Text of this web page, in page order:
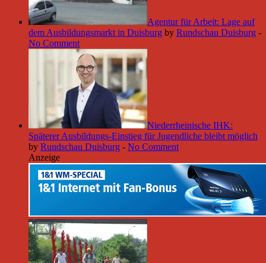
Agentur für Arbeit: Lage auf
dem Ausbildungsmarkt in Duisburg by Rundschau Duisburg -
No Comment
Niederrheinische IHK:
Späterer Ausbildungs-Einstieg für Jugendliche bleibt möglich
by Rundschau Duisburg - No Comment
Anzeige